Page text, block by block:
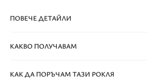
ПОВЕЧЕ ДЕТАЙЛИ
КАКВО ПОЛУЧАВАМ
КАК ДА ПОРЪЧАМ ТАЗИ РОКЛЯ